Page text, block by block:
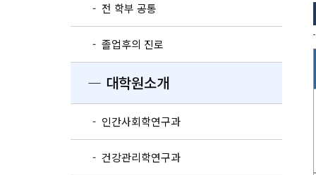
- 전 학부 공통
- 졸업후의 진로
― 대학원소개
- 인간사회학연구과
- 건강관리학연구과